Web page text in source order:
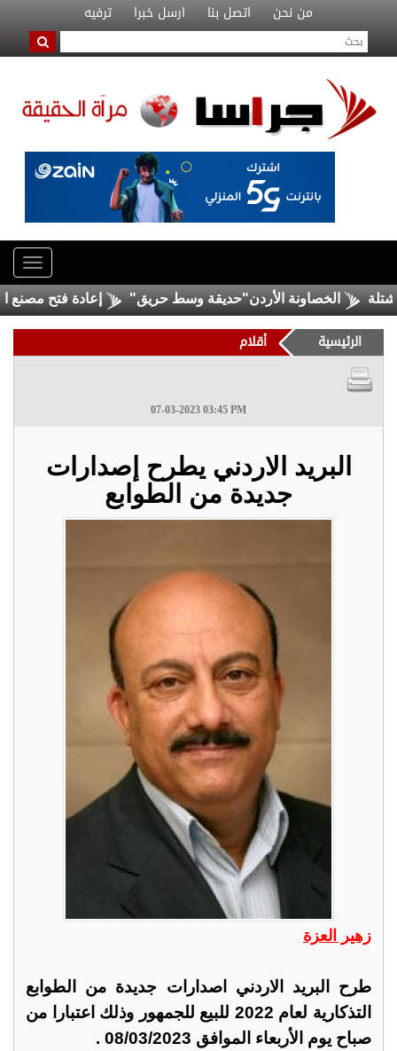
من نحن اتصل بنا ارسل خبرا ترفيه
الخصاونة الأردن"حديقة وسط حريق" إعادة فتح مصنع
الرئيسية أقلام
07-03-2023 03:45 PM
البريد الاردني يطرح إصدارات
جديدة من الطوابع
زهير العزة
طرح البريد الاردني اصدارات جديدة من الطوابع
التذكارية لعام 2022 للبيع للجمهور وذلك اعتبارا من
صباح يوم الأربعاء الموافق 08/03/2023 .